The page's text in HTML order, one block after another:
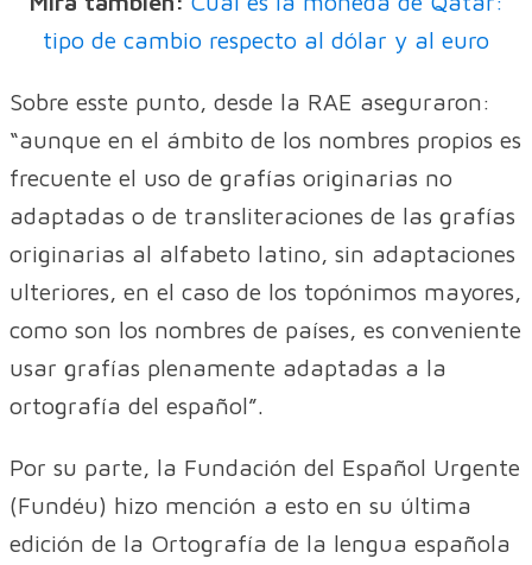
tipo de cambio respecto al dólar y al euro
Sobre esste punto, desde la RAE aseguraron:
“aunque en el ámbito de los nombres propios es
frecuente el uso de grafías originarias no
adaptadas o de transliteraciones de las grafías
originarias al alfabeto latino, sin adaptaciones
ulteriores, en el caso de los topónimos mayores,
como son los nombres de países, es conveniente
usar grafías plenamente adaptadas a la
ortografía del español”.
Por su parte, la Fundación del Español Urgente
(Fundéu) hizo mención a esto en su última
edición de la Ortografía de la lengua española